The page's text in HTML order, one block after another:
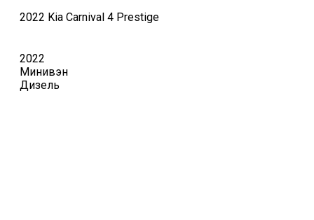
2022 Kia Carnival 4 Prestige
2022
Минивэн
Дизель